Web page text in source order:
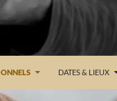
DATES & LIEUX